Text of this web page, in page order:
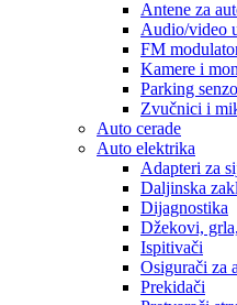
Antene za
Audio/video
FM
Kamere i
Parking
Zvučnici i
Auto cerade
Auto elektrika
Adapteri za
Daljinska
Dijagnostika
Džekovi,
Ispitivači
Osigurači za
Prekidači